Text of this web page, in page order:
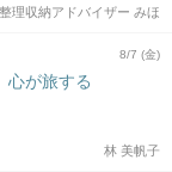
整理収納アドバイザー みほ
8/7 (金)
心が旅する
林 美帆子